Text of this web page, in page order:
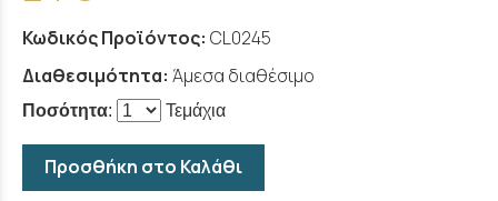
Κωδικός Προϊόντος: CL0245
Διαθεσιμότητα: Άμεσα διαθέσιμο
Ποσότητα: Τεμάχια
Προσθήκη στο Καλάθι